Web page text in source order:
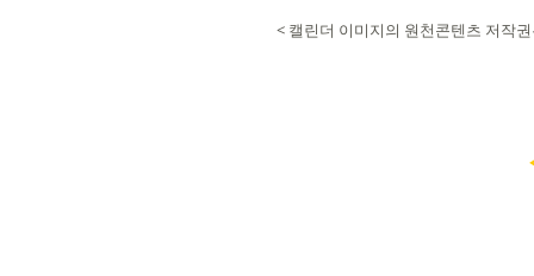
< 캘린더 이미지의 원천콘텐츠 저작